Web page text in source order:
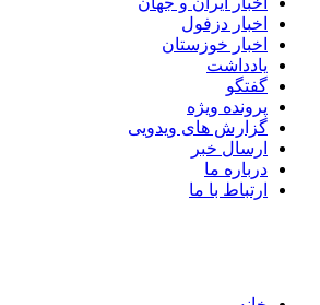
اخبار دزفول
اخبار خوزستان
یادداشت
گفتگو
پرونده ویژه
گزارش های ویدویی
ارسال خبر
درباره ما
ارتباط با ما